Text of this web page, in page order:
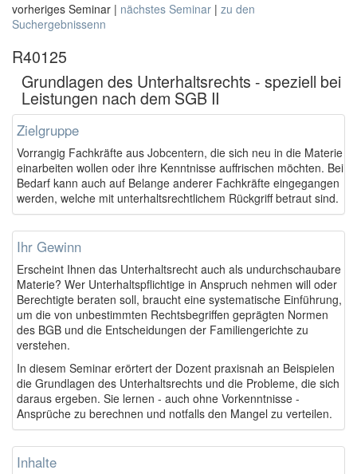
vorheriges Seminar | nächstes Seminar | zu den
Suchergebnissenn
R40125
Grundlagen des Unterhaltsrechts - speziell bei
Leistungen nach dem SGB II
Zielgruppe
Vorrangig Fachkräfte aus Jobcentern, die sich neu in die Materie
einarbeiten wollen oder ihre Kenntnisse auffrischen möchten. Bei
Bedarf kann auch auf Belange anderer Fachkräfte eingegangen
werden, welche mit unterhaltsrechtlichem Rückgriff betraut sind.
Ihr Gewinn
Erscheint Ihnen das Unterhaltsrecht auch als undurchschaubare
Materie? Wer Unterhaltspflichtige in Anspruch nehmen will oder
Berechtigte beraten soll, braucht eine systematische Einführung,
um die von unbestimmten Rechtsbegriffen geprägten Normen
des BGB und die Entscheidungen der Familiengerichte zu
verstehen.
In diesem Seminar erörtert der Dozent praxisnah an Beispielen
die Grundlagen des Unterhaltsrechts und die Probleme, die sich
daraus ergeben. Sie lernen - auch ohne Vorkenntnisse -
Ansprüche zu berechnen und notfalls den Mangel zu verteilen.
Inhalte